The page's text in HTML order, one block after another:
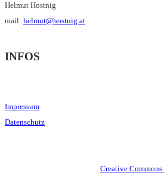
Helmut Hostnig
mail: helmut@hostnig.at
INFOS
Impressum
Datenschutz
Creative